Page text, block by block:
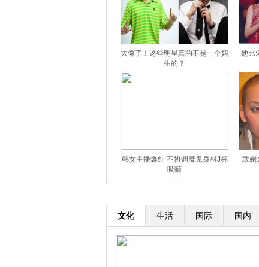
太像了！这些明星真的不是一个妈
生的？
他比
韩女主播爆红 不协调魔鬼身材J杯
吸睛
敢剃
文化 生活 国际 国内